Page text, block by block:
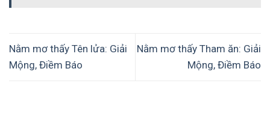
Nằm mơ thấy Tên lửa: Giải
Mộng, Điềm Báo
Nằm mơ thấy Tham ăn: Giải
Mộng, Điềm Báo